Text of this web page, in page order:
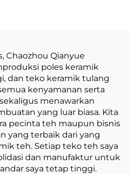
Chaozhou Qianyue
poles keramik
dan teko keramik tulang
kenyamanan serta
menawarkan
yang luar biasa. Kita
pecinta teh maupun bisnis
yang terbaik dari yang
teh. Setiap teko teh saya
dan manufaktur untuk
saya tetap tinggi.